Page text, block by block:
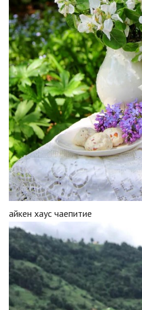
айкен хаус чаепитие